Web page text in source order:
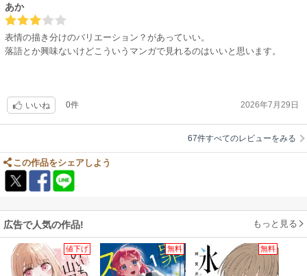
あか
表情の描き分けのバリエーション？があっていい。
落語とか興味ないけどこういうマンガで見れるのはいいと思います。
いいね 0件 2026年7月29日
67件すべてのレビューをみる
この作品をシェアしよう
広告で人気の作品! もっと見る
値下げ 無料 無料